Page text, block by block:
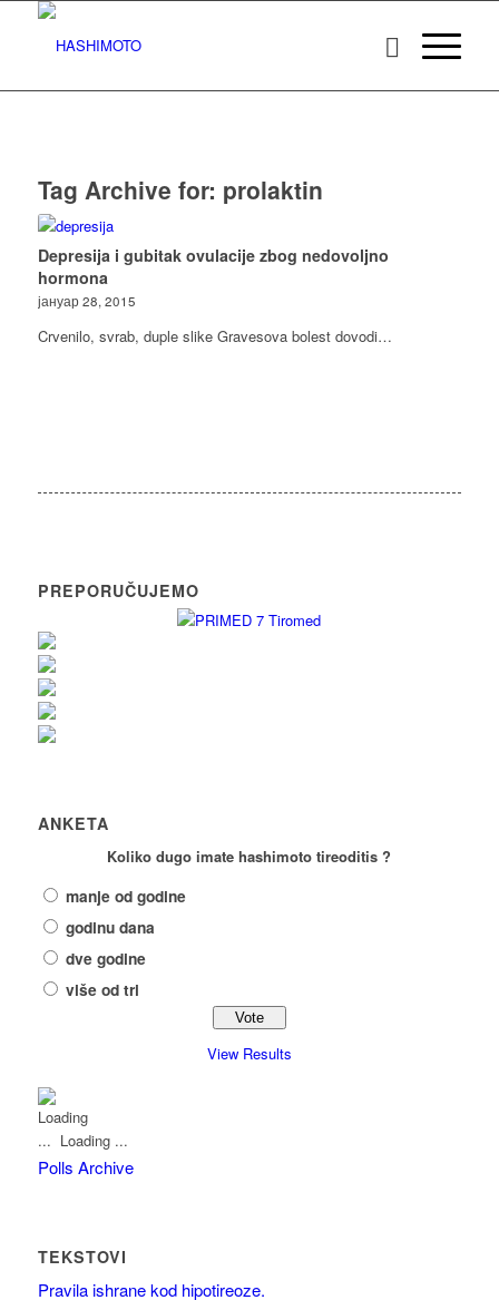
Tag Archive for: prolaktin
Depresija i gubitak ovulacije zbog nedovoljno
hormona
јануар 28, 2015
Crvenilo, svrab, duple slike Gravesova bolest dovodi…
PREPORUČUJEMO
ANKETA
Koliko dugo imate hashimoto tireoditis ?
manje od godine
godinu dana
dve godine
više od tri
View Results
Loading ...
Polls Archive
TEKSTOVI
Pravila ishrane kod hipotireoze.